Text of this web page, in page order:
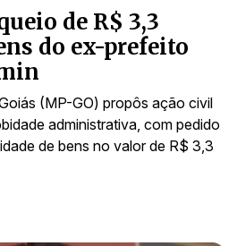
de R$ 3,3
do ex-prefeito
(MP-GO) propôs ação civil
administrativa, com pedido
de bens no valor de R$ 3,3